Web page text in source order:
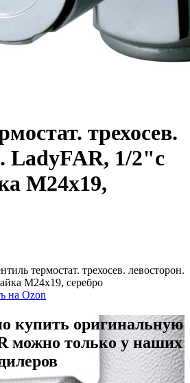
трехосев.
LadyFAR, 1/2"с
М24х19,
термостат. трехосев. левосторон.
М24х19, серебро
на Ozon
купить оригинальную
можно только у наших